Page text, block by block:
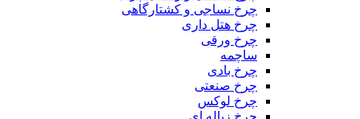
چرخ نساجی و کشتارگاهی
چرخ هتل داری
چرخ ورقی
ساچمه
چرخ بادی
چرخ صنعتی
چرخ لوکس
چرخ زباله ای